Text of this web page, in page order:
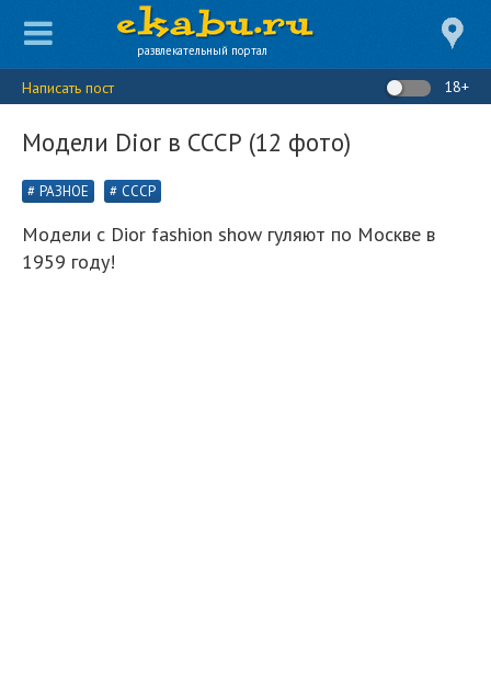
развлекательный портал
Написать пост 18+
Модели Dior в СССР (12 фото)
РАЗНОЕ СССР
Модели с Dior fashion show гуляют по Москве в
1959 году!